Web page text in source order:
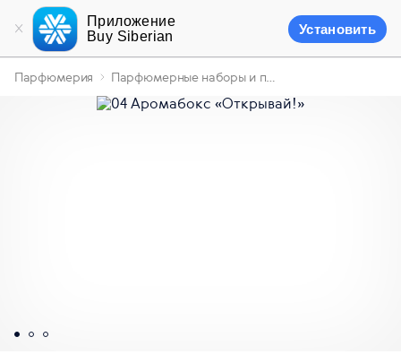
Приложение
Buy Siberian
Установить
Парфюмерия Парфюмерные наборы и подарки